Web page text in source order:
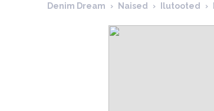
Denim Dream › Naised › Ilutooted ›